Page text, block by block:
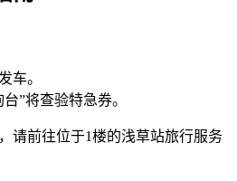
车。
”将查验特急券。
请前往位于1楼的浅草站旅行服务